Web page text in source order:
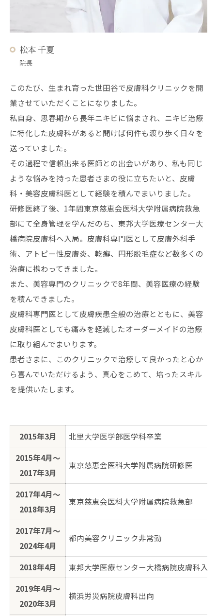
松本 千夏
院長
このたび、生まれ育った世田谷で皮膚科クリニックを開
業させていただくことになりました。
私自身、思春期から長年ニキビに悩まされ、ニキビ治療
に特化した皮膚科があると聞けば何件も渡り歩く日々を
送っていました。
その過程で信頼出来る医師との出会いがあり、私も同じ
ような悩みを持った患者さまの役に立ちたいと、皮膚
科・美容皮膚科医として経験を積んでまいりました。
研修医終了後、1年間東京慈恵会医科大学附属病院救急
部にて全身管理を学んだのち、東邦大学医療センター大
橋病院皮膚科へ入局。皮膚科専門医として皮膚外科手
術、アトピー性皮膚炎、乾癬、円形脱毛症など数多くの
治療に携わってきました。
また、美容専門のクリニックで8年間、美容医療の経験
を積んできました。
皮膚科専門医として皮膚疾患全般の治療とともに、美容
皮膚科医としても痛みを軽減したオーダーメイドの治療
に取り組んでまいります。
患者さまに、このクリニックで治療して良かったと心か
ら喜んでいただけるよう、真心をこめて、培ったスキル
を提供いたします。
2015年3月
北里大学医学部医学科卒業
2015年4月〜
2017年3月
東京慈恵会医科大学附属病院研修医
2017年4月〜
2018年3月
東京慈恵会医科大学附属病院救急部
2017年7月〜
2024年4月
都内美容クリニック非常勤
2018年4月
東邦大学医療センター大橋病院皮膚科入局
2019年4月〜
2020年3月
横浜労災病院皮膚科出向